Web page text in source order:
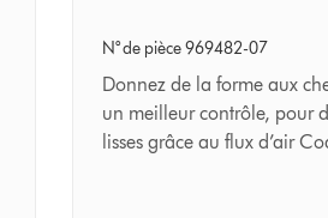
douce
N° de pièce 969482-07
Donnez de la forme aux
un meilleur contrôle, pour
lisses grâce au flux d’air